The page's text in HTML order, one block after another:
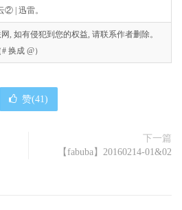
| 迅雷。
, 如有侵犯到您的权益, 请联系作者删除。
换成 @）
赞(41)
下一篇
【fabuba】20160214-01&02